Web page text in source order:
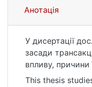
https://
91 (дата
Анотація
У дисертації
засади
впливу, причини
який вони
This thesis